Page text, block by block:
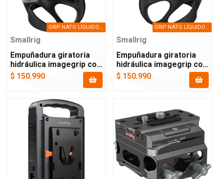
GRIP NATO LÍQUIDO IZQUIERDO
Smallrig
Empuñadura giratoria
hidráulica imagegrip con
abrazadera nato (lado
izquierdo)
$ 150.990
GRIP NATO LÍQUIDO DERECHO
Smallrig
Empuñadura giratoria
hidráulica imagegrip con
abrazadera nato (lado
derecho)
$ 150.990